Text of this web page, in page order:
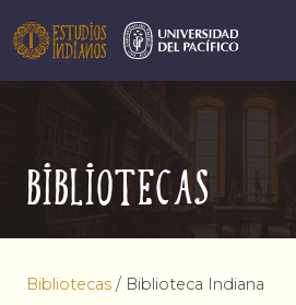
Bibliotecas
Bibliotecas / Biblioteca Indiana